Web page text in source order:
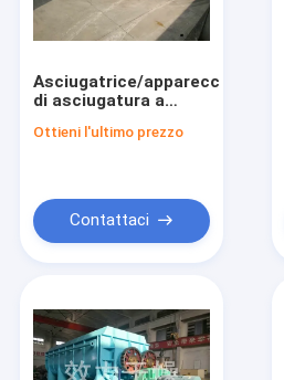
Asciugatrice/apparecchiatura
di asciugatura a
trasmissione
Ottieni l'ultimo prezzo
Contattaci